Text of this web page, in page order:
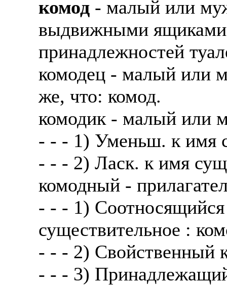
комод - малый или
выдвижными ящиками
принадлежностей
комодец - малый или
же, что: комод.
комодик - малый или
- - - 1) Уменьш. к имя
- - - 2) Ласк. к имя
комодный -
- - - 1)
существительное :
- - - 2) Свойственный
- - - 3)